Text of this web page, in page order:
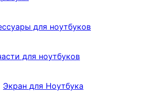
для ноутбуков
для ноутбуков
Экран для Ноутбука